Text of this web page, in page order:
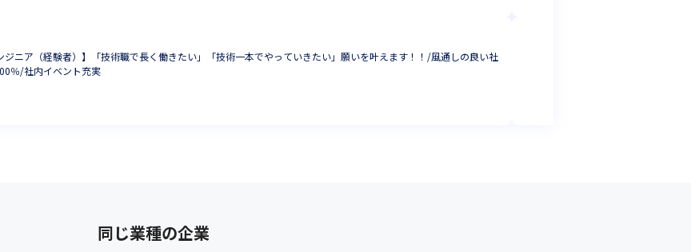
ジニア（経験者）】「技術職で長く働きたい」「技術一本でやっていきたい」願いを叶えます！！/風通しの良い社
％/社内イベント充実
同じ業種の企業